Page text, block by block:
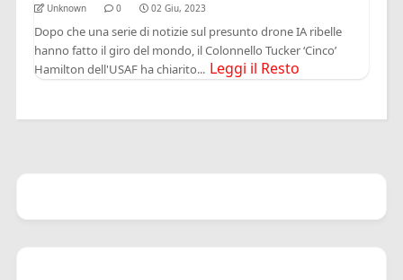
Unknown 0 02 Giu, 2023
Dopo che una serie di notizie sul presunto drone IA ribelle
hanno fatto il giro del mondo, il Colonnello Tucker ‘Cinco’
Hamilton dell'USAF ha chiarito... Leggi il Resto